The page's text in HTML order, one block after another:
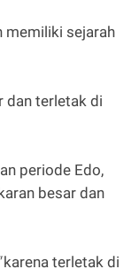
memiliki sejarah
dan terletak di
periode Edo,
besar dan
karena terletak di